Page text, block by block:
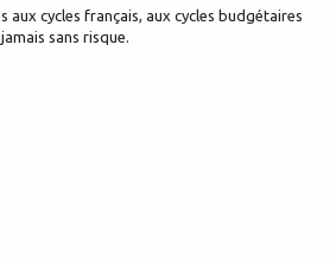
cycles français, aux cycles budgétaires
sans risque.